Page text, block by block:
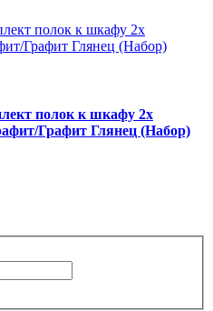
полок к шкафу 2х
Графит Глянец (Набор)